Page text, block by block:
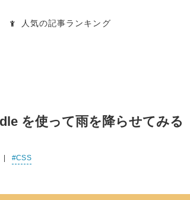
人気の記事ランキング
を使って雨を降らせてみる
CSS